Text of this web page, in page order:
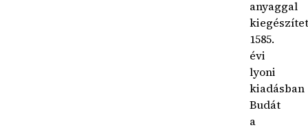
anyaggal
1585.
évi
lyoni
kiadásban
Budát
a